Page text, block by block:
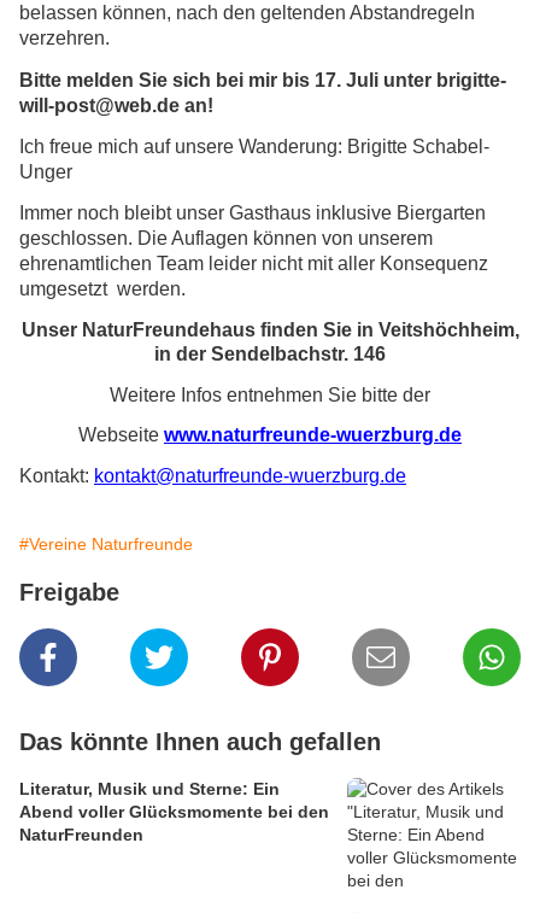
belassen können, nach den geltenden Abstandregeln
verzehren.
Bitte melden Sie sich bei mir bis 17. Juli unter brigitte-
will-post@web.de an!
Ich freue mich auf unsere Wanderung: Brigitte Schabel-
Unger
Immer noch bleibt unser Gasthaus inklusive Biergarten
geschlossen. Die Auflagen können von unserem
ehrenamtlichen Team leider nicht mit aller Konsequenz
umgesetzt werden.
Unser NaturFreundehaus finden Sie in Veitshöchheim,
in der Sendelbachstr. 146
Weitere Infos entnehmen Sie bitte der
Webseite www.naturfreunde-wuerzburg.de
Kontakt: kontakt@naturfreunde-wuerzburg.de
#Vereine Naturfreunde
Freigabe
Das könnte Ihnen auch gefallen
Literatur, Musik und Sterne: Ein
Abend voller Glücksmomente bei den
NaturFreunden